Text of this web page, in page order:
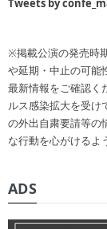
Tweets by
※掲載公演の発売時
や延期・中止の可能
最新情報をご確認く
ルス感染拡大を受け
の外出自粛要請等の
な行動を心がけるよ
ADS